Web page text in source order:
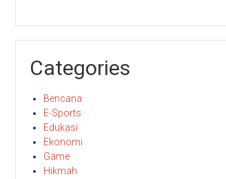
Categories
Bencana
E-Sports
Edukasi
Ekonomi
Game
Hikmah